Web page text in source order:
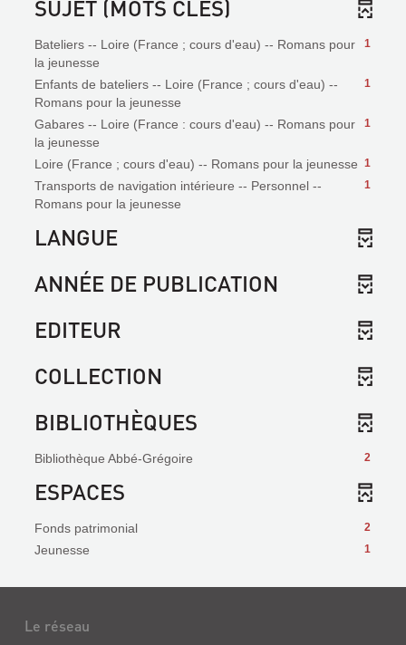
SUJET (MOTS CLÉS)
1
Bateliers -- Loire (France ; cours d'eau) -- Romans pour
la jeunesse
1
Enfants de bateliers -- Loire (France ; cours d'eau) --
Romans pour la jeunesse
1
Gabares -- Loire (France : cours d'eau) -- Romans pour
la jeunesse
1
Loire (France ; cours d'eau) -- Romans pour la jeunesse
1
Transports de navigation intérieure -- Personnel --
Romans pour la jeunesse
LANGUE
ANNÉE DE PUBLICATION
EDITEUR
COLLECTION
BIBLIOTHÈQUES
2
Bibliothèque Abbé-Grégoire
ESPACES
2
Fonds patrimonial
1
Jeunesse
Le réseau